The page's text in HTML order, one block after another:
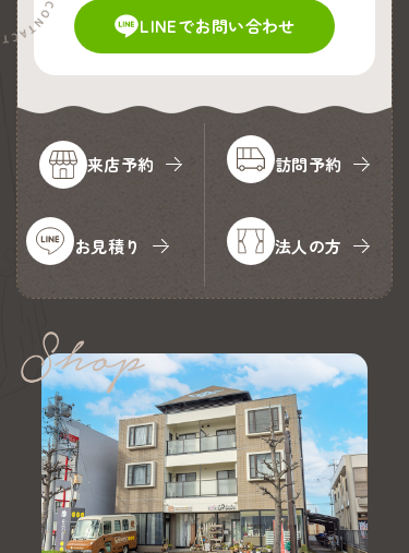
LINEでお問い合わせ
来店予約 訪問予約
お見積り 法人の方